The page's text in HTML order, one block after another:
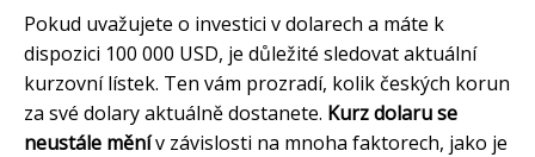
Pokud uvažujete o investici v dolarech a máte k
dispozici 100 000 USD, je důležité sledovat aktuální
kurzovní lístek. Ten vám prozradí, kolik českých korun
za své dolary aktuálně dostanete. Kurz dolaru se
neustále měnív závislosti na mnoha faktorech, jako je